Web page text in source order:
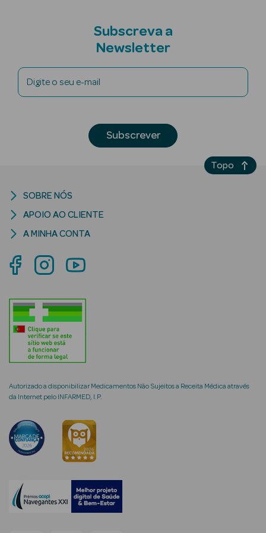
Rosto e
Séruns Faciais
Creme de Olhos
envelhecimento
Desmaquilhantes
Água Micelar
Solares
Máscaras
Água Termal
Esfoliantes
Coffrets
Subscreva a
Newsletter
Digite o seu e-mail
Subscrever
Autorizado a disponibilizar Medicamentos Não Sujeitos a Receita Médica através
da Internet pelo INFARMED, I.P.
SOBRE NÓS
APOIO AO CLIENTE
A MINHA CONTA
Topo